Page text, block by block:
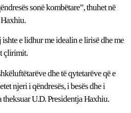
sonë kombëtare”, thuhet në
e lidhur me idealin e lirisë dhe me
çlirimit.
dhe të qytetarëve që e
njeri i qëndresës, i besës dhe i
U.D. Presidentja Haxhiu.